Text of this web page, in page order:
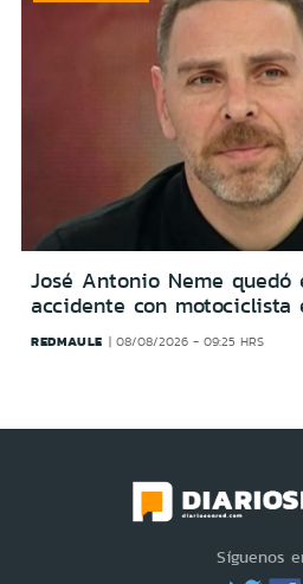
José Antonio Neme
accidente con motociclista
REDMAULE 08/08/2026 - 09:25 HRS
Síguenos